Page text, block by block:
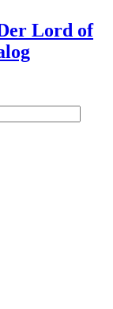
Lord of